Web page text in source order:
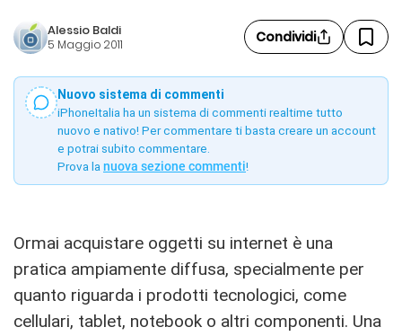
Alessio Baldi
5 Maggio 2011 Condividi
Nuovo sistema di commenti
iPhoneItalia ha un sistema di commenti realtime tutto
nuovo e nativo! Per commentare ti basta creare un account
e potrai subito commentare.
Prova la nuova sezione commenti!
Ormai acquistare oggetti su internet è una
pratica ampiamente diffusa, specialmente per
quanto riguarda i prodotti tecnologici, come
cellulari, tablet, notebook o altri componenti. Una